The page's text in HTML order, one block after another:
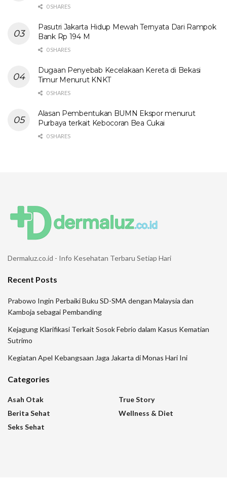
0 SHARES
Pasutri Jakarta Hidup Mewah Ternyata Dari Rampok
Bank Rp 194 M
0 SHARES
Dugaan Penyebab Kecelakaan Kereta di Bekasi
Timur Menurut KNKT
0 SHARES
Alasan Pembentukan BUMN Ekspor menurut
Purbaya terkait Kebocoran Bea Cukai
0 SHARES
Dermaluz.co.id - Info Kesehatan Terbaru Setiap Hari
Recent Posts
Prabowo Ingin Perbaiki Buku SD-SMA dengan Malaysia dan
Kamboja sebagai Pembanding
Kejagung Klarifikasi Terkait Sosok Febrio dalam Kasus Kematian
Sutrimo
Kegiatan Apel Kebangsaan Jaga Jakarta di Monas Hari Ini
Categories
Asah Otak
Berita Sehat
Seks Sehat
True Story
Wellness & Diet